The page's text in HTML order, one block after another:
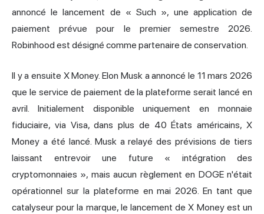
annoncé le lancement de « Such », une application de
paiement prévue pour le premier semestre 2026.
Robinhood est désigné comme partenaire de conservation.
Il y a ensuite X Money. Elon Musk a annoncé le 11 mars 2026
que le service de paiement de la plateforme serait lancé en
avril. Initialement disponible uniquement en monnaie
fiduciaire, via Visa, dans plus de 40 États américains, X
Money a été lancé. Musk a relayé des prévisions de tiers
laissant entrevoir une future « intégration des
cryptomonnaies », mais aucun règlement en DOGE n'était
opérationnel sur la plateforme en mai 2026. En tant que
catalyseur pour la marque, le lancement de X Money est un